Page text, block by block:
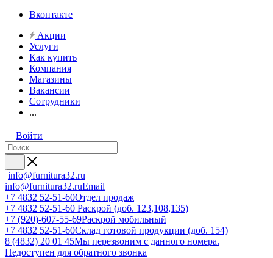
Вконтакте
Акции
Услуги
Как купить
Компания
Магазины
Вакансии
Сотрудники
...
Войти
info@furnitura32.ru
info@furnitura32.ruEmail
+7 4832 52-51-60Отдел продаж
+7 4832 52-51-60 Раскрой (доб. 123,108,135)
+7 (920)-607-55-69Раскрой мобильный
+7 4832 52-51-60Склад готовой продукции (доб. 154)
8 (4832) 20 01 45Мы перезвоним с данного номера.
Недоступен для обратного звонка